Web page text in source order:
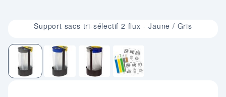
Image 1 sur 4
Support sacs tri-sélectif 2 flux - Jaune / Gris